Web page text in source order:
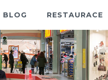
BLOG RESTAURACE